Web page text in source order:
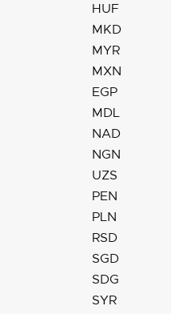
HUF
MKD
MYR
MXN
EGP
MDL
NAD
NGN
UZS
PEN
PLN
RSD
SGD
SDG
SYR